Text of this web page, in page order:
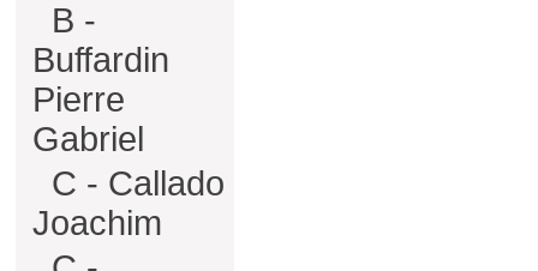
B -
Buffardin
Pierre
Gabriel
C - Callado
Joachim